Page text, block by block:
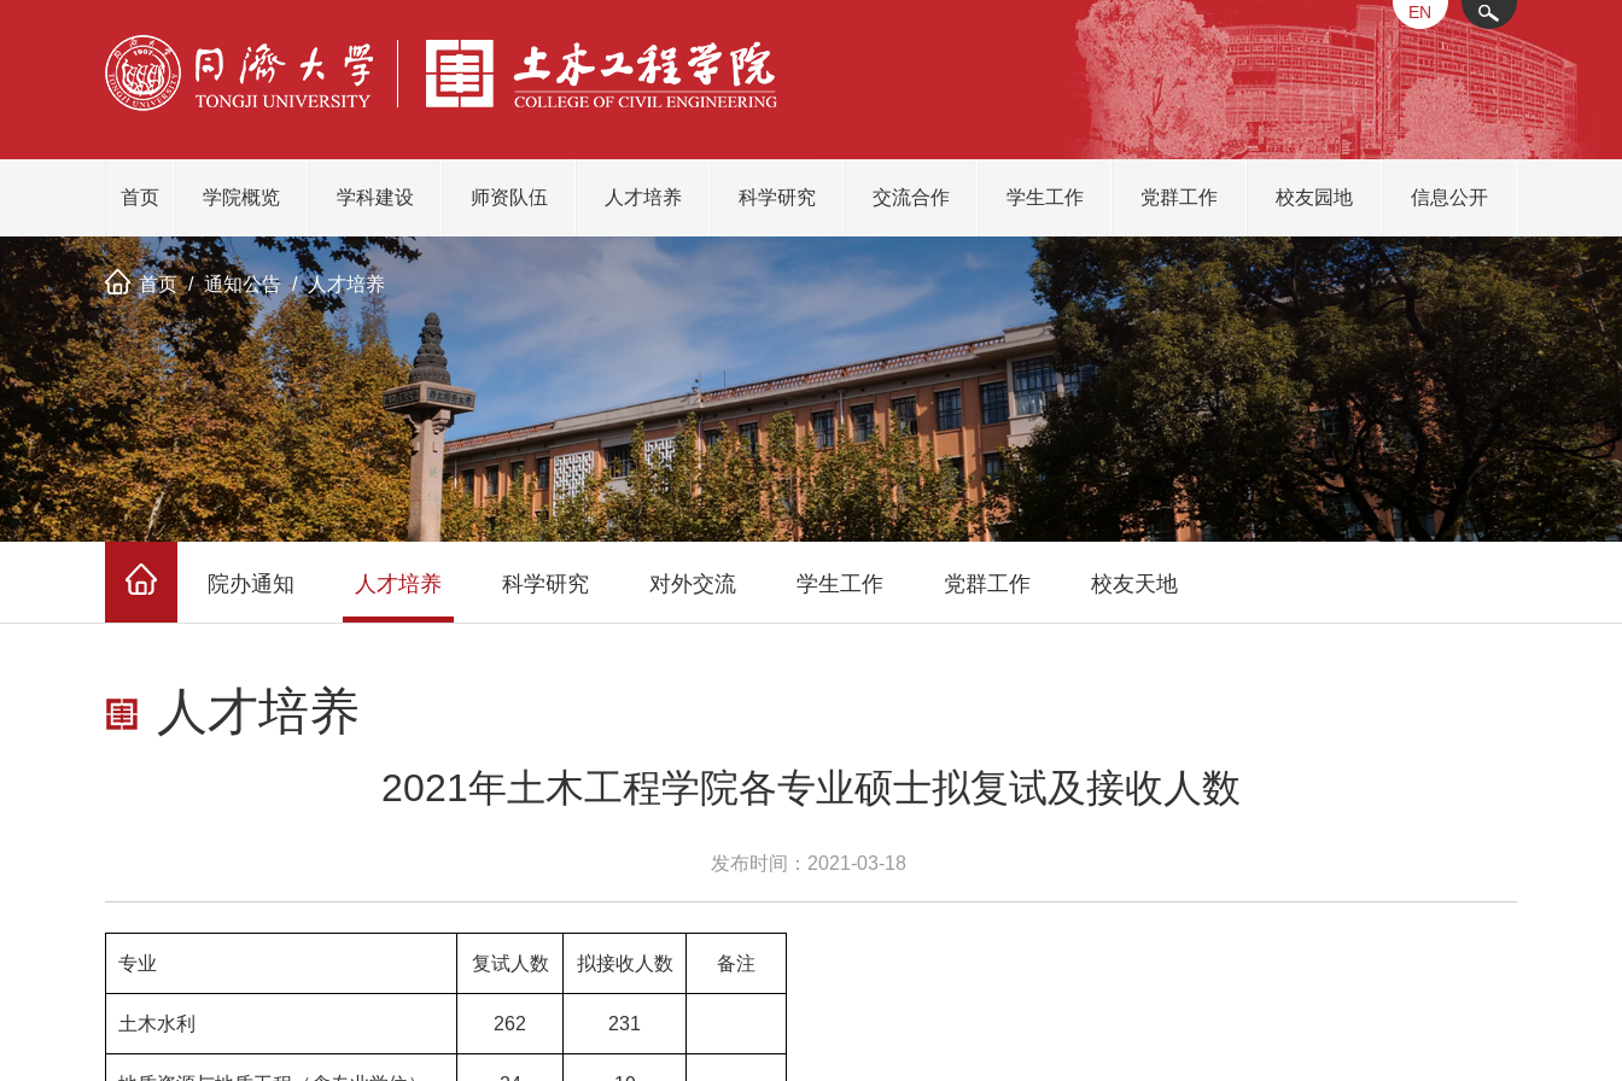
X
EN
首页 学院概览 学科建设 师资队伍 人才培养 科学研究 交流合作 学生工作 党群工作 校友园地 信息公开
首页 / 通知公告 / 人才培养
院办通知 人才培养 科学研究 对外交流 学生工作 党群工作 校友天地
人才培养
2021年土木工程学院各专业硕士拟复试及接收人数
发布时间：2021-03-18
专业 复试人数 拟接收人数 备注
土木水利 262 231